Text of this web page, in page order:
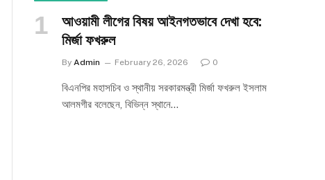
আওয়ামী লীগের বিষয় আইনগতভাবে দেখা হবে:
মির্জা ফখরুল
By Admin February 26, 2026 0
বিএনপির মহাসচিব ও স্থানীয় সরকারমন্ত্রী মির্জা ফখরুল ইসলাম
আলমগীর বলেছেন, বিভিন্ন স্থানে…